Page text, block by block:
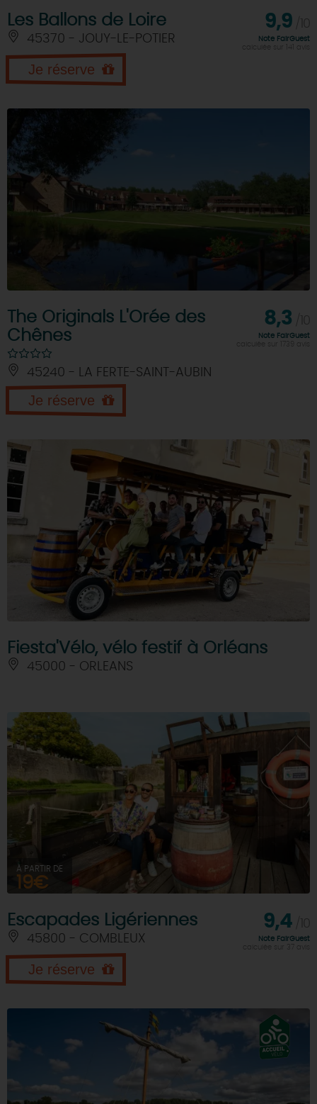
Les Ballons de Loire
45370 - JOUY-LE-POTIER
9,9
Note FairGuest
Je réserve
The Originals L'Orée des
Chênes
45240 - LA FERTE-SAINT-AUBIN
8,3
Note FairGuest
Je réserve
Fiesta'Vélo, vélo festif à Orléans
45000 - ORLEANS
À PARTIR DE
19€
Escapades Ligériennes
45800 - COMBLEUX
9,4
Note FairGuest
Je réserve